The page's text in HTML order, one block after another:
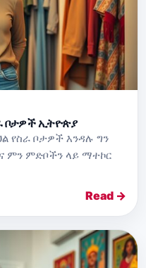
ቦታዎች ኢትዮጵያ
የስራ ቦታዎች እንዳሉ ግን
ምን ምድቦችን ላይ ማተኮር
Read →